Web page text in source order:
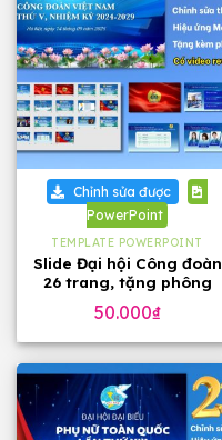
Chỉnh sửa được
PowerPoint
TEMPLATE POWERPOINT
Slide Đại hội Công đoàn
26 trang, tặng phông
50.000₫